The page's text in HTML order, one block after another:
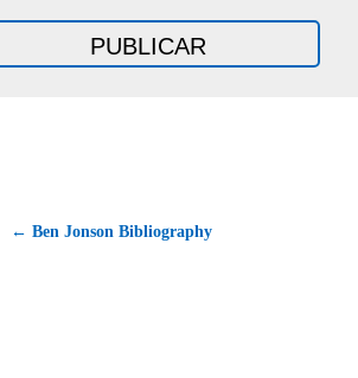
← Ben Jonson Bibliography